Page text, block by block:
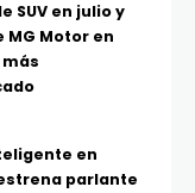
SUV en julio y
MG Motor en
en
parlante